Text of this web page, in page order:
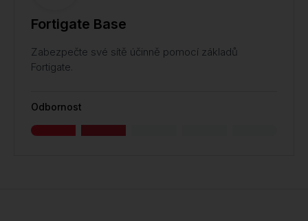
Fortigate Base
Zabezpečte své sítě účinně pomocí základů
Fortigate.
Odbornost